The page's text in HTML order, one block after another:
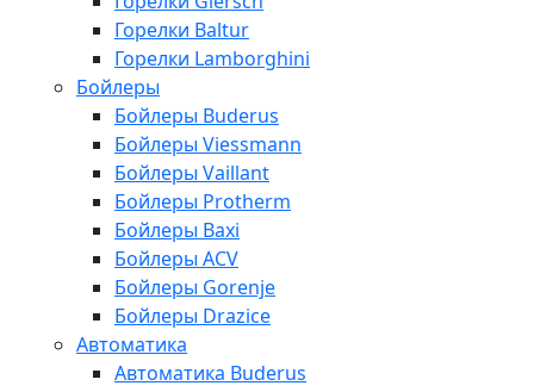
Горелки Baltur
Горелки Lamborghini
Бойлеры
Бойлеры Buderus
Бойлеры Viessmann
Бойлеры Vaillant
Бойлеры Protherm
Бойлеры Baxi
Бойлеры ACV
Бойлеры Gorenje
Бойлеры Drazice
Автоматика
Автоматика Buderus